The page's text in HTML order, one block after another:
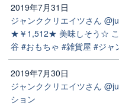
2019年7月31日
ジャンククリエイツさん
★￥1,512★ 美味しそう☆ こ
谷 #おもちゃ #雑貨屋 #ジャ
2019年7月30日
ジャンククリエイツさん
ション